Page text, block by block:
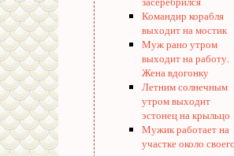
Командир корабля
выходит на мостик
Муж рано утром
выходит на работу.
Жена вдогонку
Летним солнечным
утром выходит
эстонец на крыльцо
Мужик работает на
участке около своего